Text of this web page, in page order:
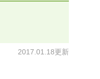
2017.01.18更新